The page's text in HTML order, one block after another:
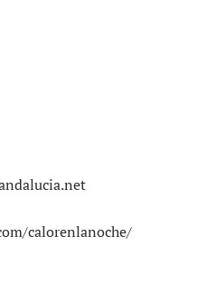
calorenlanoche/